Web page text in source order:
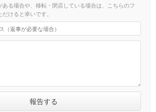
ある場合や、移転・閉店している場合は、こちらのフ
けると幸いです。